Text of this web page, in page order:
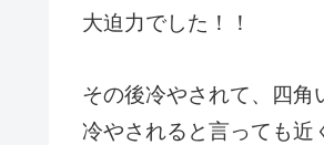
大迫力でした！！
その後冷やされて、四角
冷やされると言っても近